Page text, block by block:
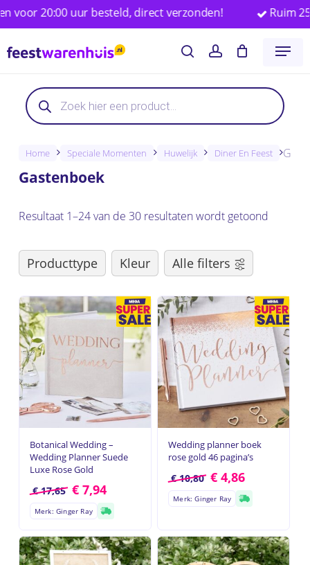
Skip
to
main
uur besteld, direct verzonden! Ruim 25.000
Producten
zoeken
searchaccount
Menu
Winkelwagen Close
Producten
zoeken
Home Speciale Momenten Huwelijk Diner En Feest
Gastenboek
Resultaat 1–24 van de 30 resultaten wordt getoond
Producttype Kleur Alle filters
Botanical Wedding –
Wedding Planner Suede
Luxe Rose Gold
€17,65 € 7,94
Merk: Ginger Ray
Wedding planner boek
rose gold 46 pagina’s
€10,80 €4,86
Merk: Ginger Ray